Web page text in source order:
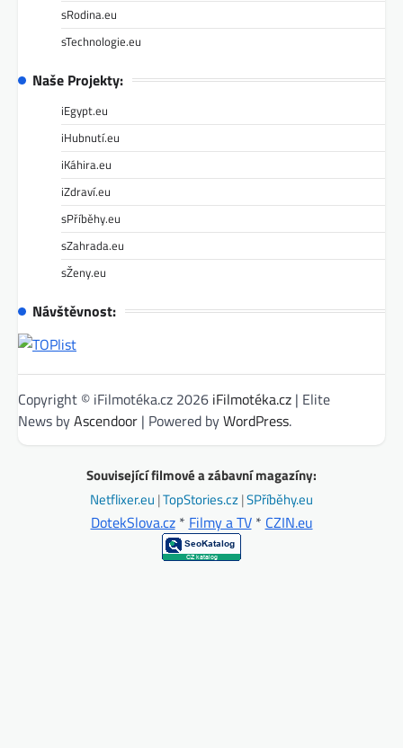
sRodina.eu
sTechnologie.eu
Naše Projekty:
iEgypt.eu
iHubnutí.eu
iKáhira.eu
iZdraví.eu
sPříběhy.eu
sZahrada.eu
sŽeny.eu
Návštěvnost:
Copyright © iFilmotéka.cz 2026 iFilmotéka.cz | Elite
News byAscendoor | Powered byWordPress.
Související filmové a zábavní magazíny:
Netflixer.eu |TopStories.cz|SPříběhy.eu
DotekSlova.cz* Filmy a TV* CZIN.eu